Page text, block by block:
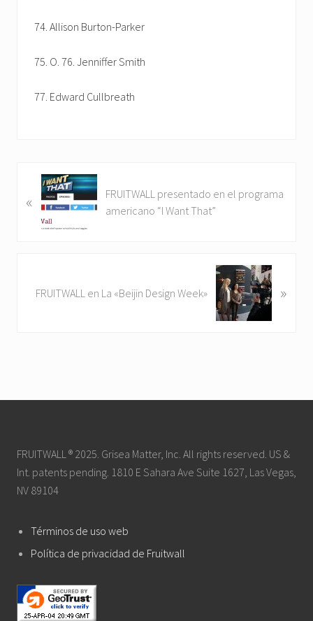
74. Allison Burton-Parker
75. O. 76. Jenniffer Smith
77. Edward Cullbreath
«
FRUITWALL presentado en el programa
americano “I Want That”
FRUITWALL en La «Beijin Design Week» »
FRUITWALL ® 2025. Grisea Matter, Inc. All rights reserved. US &
Int. patents pending. 1810 E Sahara Ave Suite 1627, Las Vegas,
NV 89104
Términos de uso web
Política de privacidad de Fruitwall